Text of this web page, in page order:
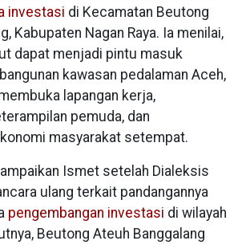
investasi di Kecamatan Beutong
Kabupaten Nagan Raya. Ia menilai,
dapat menjadi pintu masuk
kawasan pedalaman Aceh,
lapangan kerja,
pemuda, dan
masyarakat setempat.
Ismet setelah Dialeksis
ulang terkait pandangannya
pengembangan investasi di wilayah
Beutong Ateuh Banggalang